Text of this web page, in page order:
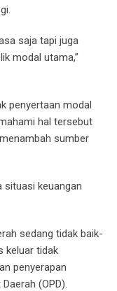
saja tapi juga
modal utama,”
penyertaan modal
hal tersebut
sumber
situasi keuangan
sedang tidak baik-
keluar tidak
penyerapan
(OPD).